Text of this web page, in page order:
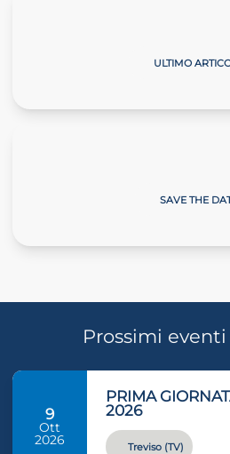
ULTIMO
SAVE THE
Prossimi
9
Ott
2026
PRIMA
2026
Treviso (TV)